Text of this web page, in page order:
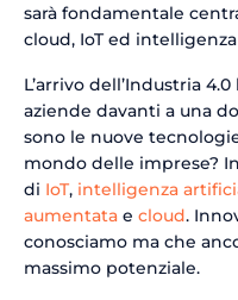
sarà fondamentale
cloud, IoT ed
L’arrivo dell’Industria
aziende davanti a una
sono le nuove
mondo delle imprese?
di IoT, intelligenza
aumentata e cloud.
conosciamo ma che
massimo potenziale.